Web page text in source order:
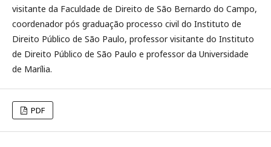
visitante da Faculdade de Direito de São Bernardo do Campo,
coordenador pós graduação processo civil do Instituto de
Direito Público de São Paulo, professor visitante do Instituto
de Direito Público de São Paulo e professor da Universidade
de Marília.
PDF